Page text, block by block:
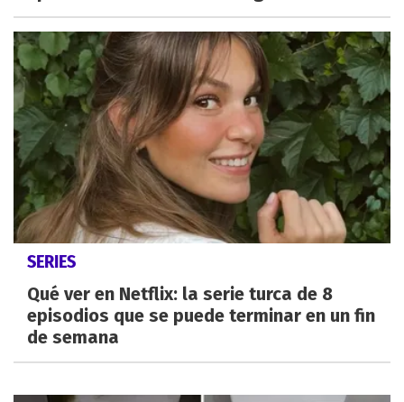
SERIES
Qué ver en Netflix: la serie turca de 8
episodios que se puede terminar en un fin
de semana